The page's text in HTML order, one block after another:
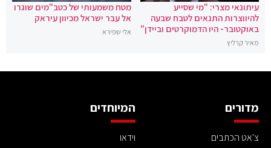
עיתונאי מצרי: "מי שסייע
להיווצרות התנאים לטבח שבעה
באוקטובר- היו הדמוקרטים וביידן"
מאיר קרליץ
מטח משמעותי של כטב"מים שוגרו
אל עבר ישראל מכיוון עיראק
אלי שפירא
מדורים
צ'אט הכתבים
המיוחדים
וידאו